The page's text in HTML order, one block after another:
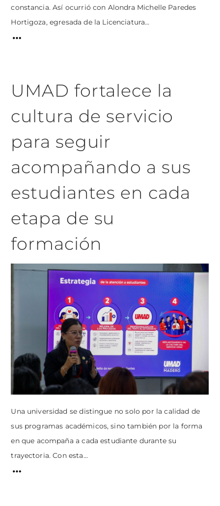
constancia. Así ocurrió con Alondra Michelle Paredes
Hortigoza, egresada de la Licenciatura...
UMAD fortalece la
cultura de servicio
para seguir
acompañando a sus
estudiantes en cada
etapa de su
formación
Una universidad se distingue no solo por la calidad de
sus programas académicos, sino también por la forma
en que acompaña a cada estudiante durante su
trayectoria. Con esta...